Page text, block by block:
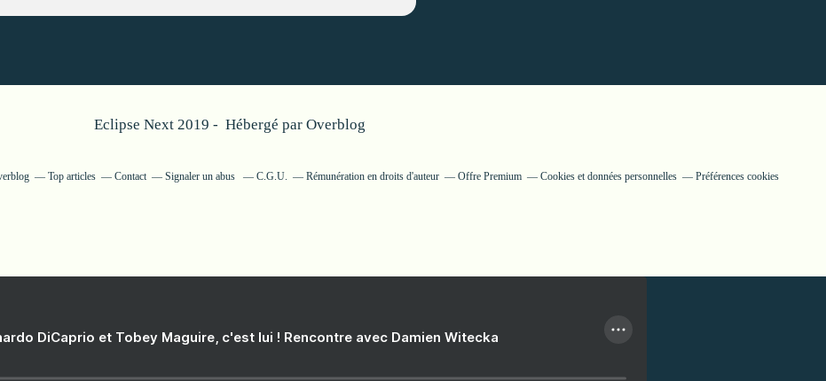
Eclipse Next 2019 - Hébergé par Overblog
Top articles Contact Signaler un abus C.G.U. Rémunération en droits d'auteur Offre Premium Cookies et données personnelles Préférences cookies
DiCaprio et Tobey Maguire, c'est lui ! Rencontre avec Damien Witecka